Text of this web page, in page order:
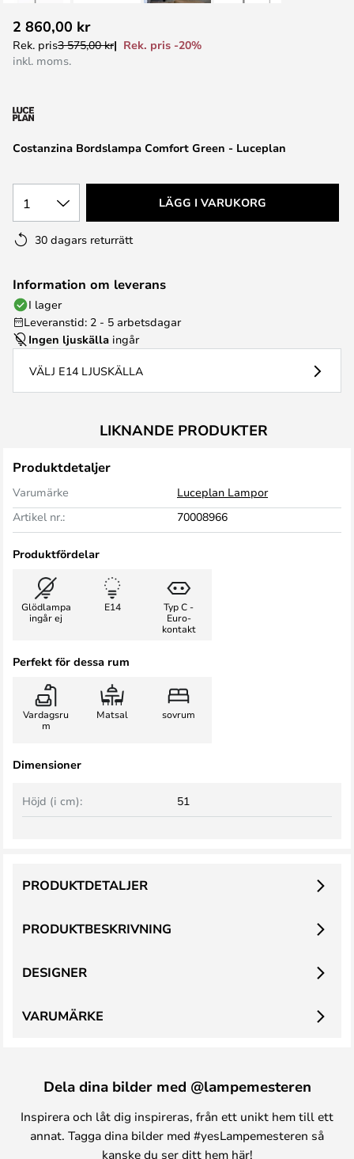
till
början
Costanzina Bordslampa Comfort Green - Luceplan
2 860,00 kr
Rek. pris3 575,00 kr
Rek. pris -20%
inkl. moms.
1 LÄGG I VARUKORG
30 dagars returrätt
Information om leverans
I lager
Leveranstid: 2 - 5 arbetsdagar
Ingen ljuskälla ingår
VÄLJ E14 LJUSKÄLLA
LIKNANDE PRODUKTER
Produktdetaljer
Varumärke
Luceplan Lampor
Artikel nr.:
70008966
Produktfördelar
Glödlampa
ingår ej
E14
Typ C -
Euro-
kontakt
Perfekt för dessa rum
Vardagsru
m
Matsal sovrum
Dimensioner
Höjd (i cm): 51
PRODUKTBESKRIVNING
PRODUKTDETALJER
DESIGNER
VARUMÄRKE
Dela dina bilder med @lampemesteren
Inspirera och låt dig inspireras, från ett unikt hem till ett
annat. Tagga dina bilder med #yesLampemesteren så
kanske du ser ditt hem här!